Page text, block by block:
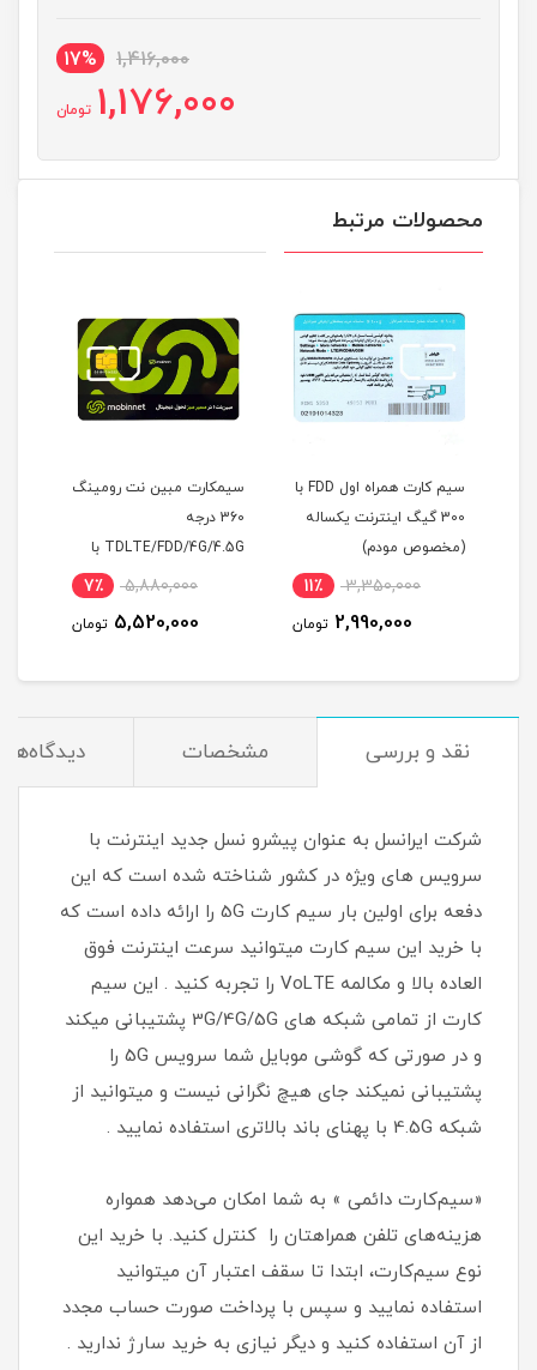
1,416,000
17%
1,176,000 تومان
محصولات مرتبط
سیم کارت همراه اول FDD با
300 گیگ اینترنت یکساله
(مخصوص مودم)
3,350,000 11٪
2,990,000 تومان
سیمکارت مبین نت رومینگ
360 درجه
TDLTE/FDD/4G/4.5G با
آی پی استاتیک 6 ماهه
5,880,000 7٪
5,520,000 تومان
نقد و بررسی مشخصات دیدگاه‌ها
شرکت ایرانسل به عنوان پیشرو نسل جدید اینترنت با
سرویس های ویژه در کشور شناخته شده است که این
دفعه برای اولین بار سیم کارت 5G را ارائه داده است که
با خرید این سیم کارت میتوانید سرعت اینترنت فوق
العاده بالا و مکالمه VoLTE را تجربه کنید . این سیم
کارت از تمامی شبکه های 3G/4G/5G پشتیبانی میکند
و در صورتی که گوشی موبایل شما سرویس 5G را
پشتیبانی نمیکند جای هیچ نگرانی نیست و میتوانید از
شبکه 4.5G با پهنای باند بالاتری استفاده نمایید .
«سیم‌کارت دائمی » به شما امکان می‌دهد همواره
هزینه‌های تلفن همراهتان را کنترل کنید. با خرید این
نوع سیم‌کارت، ابتدا تا سقف اعتبار آن میتوانید
استفاده نمایید و سپس با پرداخت صورت حساب مجدد
از آن استفاده کنید و دیگر نیازی به خرید سارژ ندارید .